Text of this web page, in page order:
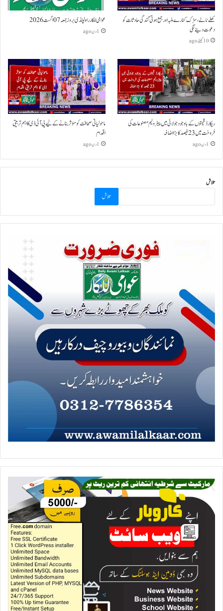
کھلے نالے،سڑک کنارے ملبہ اور جمع ہوتی گندگی حادثات کو
دعوت دینے لگی
10 گھنٹے ago
عوامی للکار راولپنڈی بروز جمعہ 07 اگست 2026
1 دن ago
ریکارڈ قیمتوں کے باوجود جولائی میں پیٹرولیم مصنوعات کی
فروخت میں 23 فیصد کا بڑا اضافہ
1 دن ago
ماحولیاتی صحافت کو مؤثر بنانے کے لیے پی آئی ڈی کا اہم تربیتی
اقدام
1 دن ago
تلاش
تلاش